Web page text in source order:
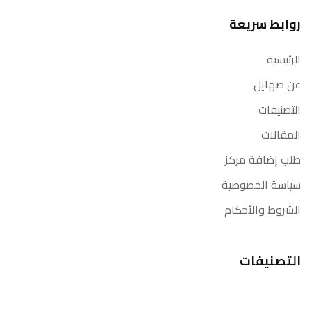
روابط سريعة
الرئيسية
عن صهايل
التصنيفات
المقالات
طلب إضافة مركز
سياسة الخصوصية
الشروط والأحكام
التصنيفات